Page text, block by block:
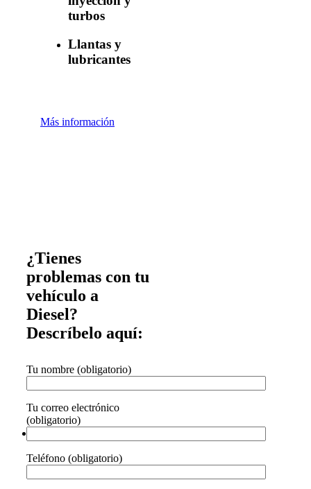
turbos
Llantas y
lubricantes
Más información
¿Tienes
problemas con tu
vehículo a
Diesel?
Descríbelo aquí:
Tu nombre (obligatorio)
Tu correo electrónico
(obligatorio)
Teléfono (obligatorio)